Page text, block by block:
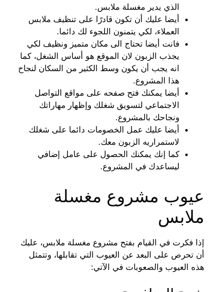
الذي يدير مغسلة ملابس.
أيضا عليك أن تكون قادرًا على تنظيف ملابس
العملاء، لكي يتمنون اللجوء لك دائما.
فانت أيضا تحتاج الى مكان متميز ونظيف لكي
يجذب الزبون لان الموقع هو أساس الشغل، كما
انه يجب أن يكون وسط الكثير من السكان لنجاح
هذا المشروع.
أيضا يمكنك فتح صفحه على مواقع التواصل
الاجتماعي لتسويق شغلك وإظهار مهاراتك
ونجاحك بالمشروع.
أيضا عليك عمل الخصومات دائما على شغلك
لاستمراريه الزبون معك.
كما إنك يمكنك الحصول على عامل إضافي
ليساعدك في المشروع.
عيوب مشروع مغسلة
ملابس
إذا فكرت في القيام بفتح مشروع مغسلة ملابس، عليك
أن تحرص على البعد عن العيوب التي تقابلها، وتتمثل
هذه العيوب والصعوبات في الآتي: